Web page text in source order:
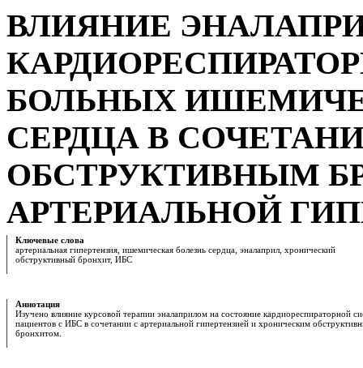
ВЛИЯНИЕ
БОЛЬНЫХ
СЕРДЦА В
ОБСТРУКТИВНЫМ
АРТЕРИАЛЬНОЙ
Ключевые слова
артериальная гипертензия, ишемическая болезнь сердца, эналаприл, хронический
обструктивный бронхит, ИБС
Аннотация
Изучено влияние курсовой терапии эналаприлом на состояние кардиореспираторной
пациентов с ИБС в сочетании с артериальной гипертензией и хроническим
бронхитом.